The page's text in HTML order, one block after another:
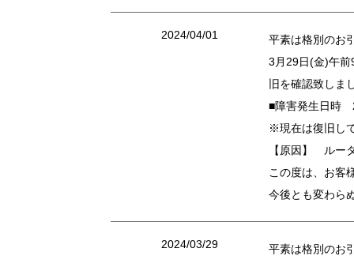
2024/04/01
平素は格別のお
3月29日(金)午前
旧を確認致しま
■障害発生日時
※現在は復旧し
【原因】 ルー
この度は、お客
今後とも変わら
2024/03/29
平素は格別のお